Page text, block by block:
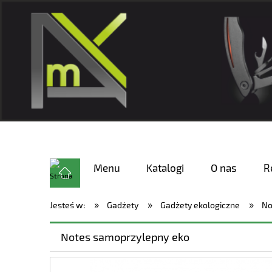
Menu Katalogi O nas
Jesteś w: » Gadżety » Gadżety ekologiczne »
Notes samoprzylepny eko